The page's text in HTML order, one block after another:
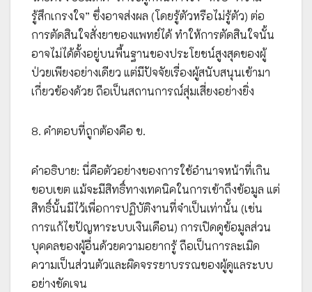
รู้สึกเกรงใจ” ซึ่งอาจส่งผล (โดยรู้ตัวหรือไม่รู้ตัว) ต่อ
การตัดสินใจสั่งยาของแพทย์ได้ ทำให้การตัดสินใจนั้น
อาจไม่ได้ตั้งอยู่บนพื้นฐานของประโยชน์สูงสุดของผู้
ป่วยเพียงอย่างเดียว แต่มีปัจจัยเรื่องผู้สนับสนุนเข้ามา
เกี่ยวข้องด้วย ถือเป็นสถานการณ์สุ่มเสี่ยงอย่างยิ่ง
8. คำตอบที่ถูกต้องคือ ข.
คำอธิบาย: นี่คือตัวอย่างของการใช้อำนาจหน้าที่เกิน
ขอบเขต แม้จะมีสิทธิ์ทางเทคนิคในการเข้าถึงข้อมูล แต่
สิทธิ์นั้นมีไว้เพื่อการปฏิบัติงานที่จำเป็นเท่านั้น (เช่น
การแก้ไขปัญหาระบบเงินเดือน) การเปิดดูข้อมูลส่วน
บุคคลของผู้อื่นด้วยความอยากรู้ ถือเป็นการละเมิด
ความเป็นส่วนตัวและผิดจรรยาบรรณของผู้ดูแลระบบ
อย่างชัดเจน